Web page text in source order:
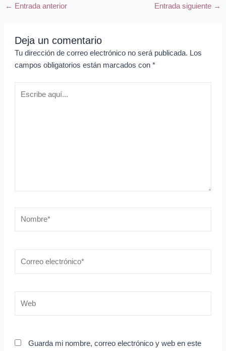
← Entrada anterior Entrada siguiente →
Deja un comentario
Tu dirección de correo electrónico no será publicada. Los
campos obligatorios están marcados con*
Guarda mi nombre, correo electrónico y web en este